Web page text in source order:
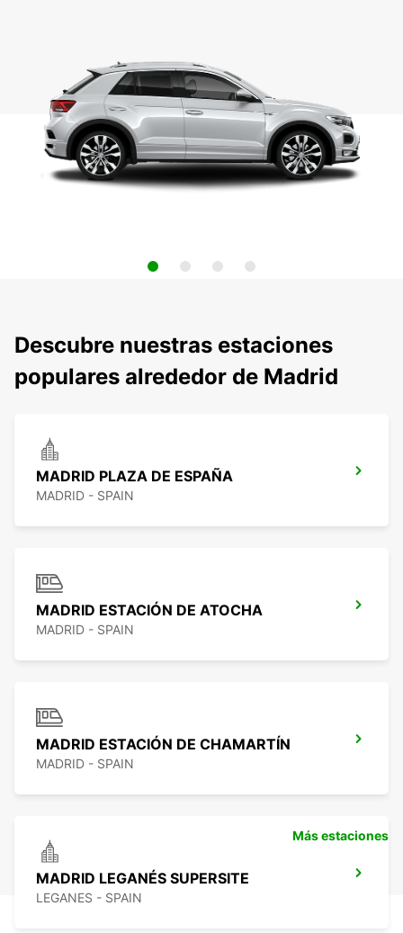
Descubre nuestras estaciones
populares alrededor de Madrid
MADRID PLAZA DE ESPAÑA
MADRID - SPAIN
MADRID ESTACIÓN DE ATOCHA
MADRID - SPAIN
MADRID ESTACIÓN DE CHAMARTÍN
MADRID - SPAIN
MADRID LEGANÉS SUPERSITE
LEGANES - SPAIN
Más estaciones